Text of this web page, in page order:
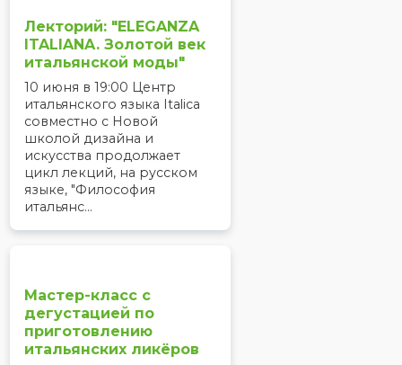
Лекторий: "ELEGANZA
ITALIANA. Золотой век
итальянской моды"
10 июня в 19:00 Центр
итальянского языка Italica
совместно с Новой
школой дизайна и
искусства продолжает
цикл лекций, на русском
языке, "Философия
итальянс...
Мастер-класс с
дегустацией по
приготовлению
итальянских ликёров